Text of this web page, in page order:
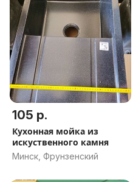
105 р.
Кухонная мойка из
искуственного камня
Минск, Фрунзенский